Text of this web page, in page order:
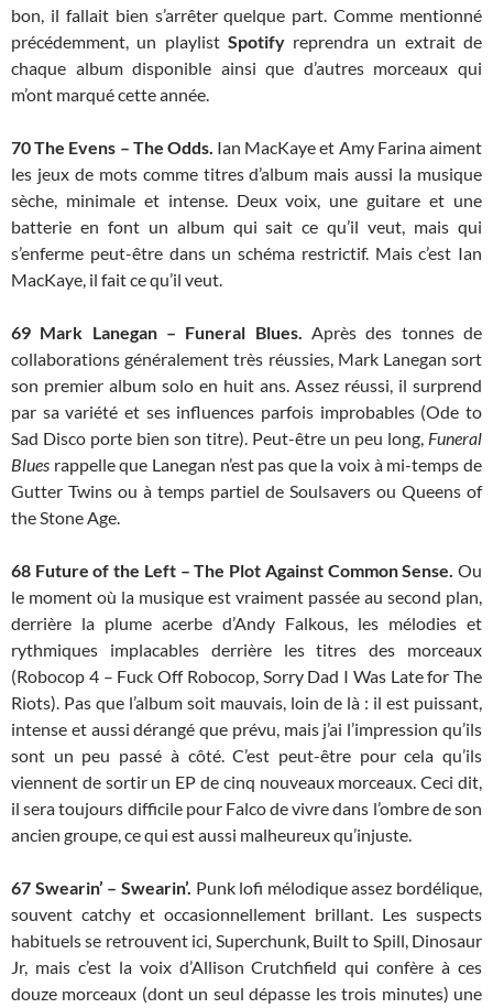
bon, il fallait bien s’arrêter quelque part. Comme mentionné
précédemment, un playlist Spotifyreprendra un extrait de
chaque album disponible ainsi que d’autres morceaux qui
m’ont marqué cette année.
70 The Evens – The Odds. Ian MacKaye et Amy Farina aiment
les jeux de mots comme titres d’album mais aussi la musique
sèche, minimale et intense. Deux voix, une guitare et une
batterie en font un album qui sait ce qu’il veut, mais qui
s’enferme peut-être dans un schéma restrictif. Mais c’est Ian
MacKaye, il fait ce qu’il veut.
69 Mark Lanegan – Funeral Blues.Après des tonnes de
collaborations généralement très réussies, Mark Lanegan sort
son premier album solo en huit ans. Assez réussi, il surprend
par sa variété et ses influences parfois improbables (Ode to
Sad Disco porte bien son titre). Peut-être un peu long, Funeral
Blues rappelle que Lanegan n’est pas que la voix à mi-temps de
Gutter Twins ou à temps partiel de Soulsavers ou Queens of
the Stone Age.
68 Future of the Left – The Plot Against Common Sense.Ou
le moment où la musique est vraiment passée au second plan,
derrière la plume acerbe d’Andy Falkous, les mélodies et
rythmiques implacables derrière les titres des morceaux
(Robocop 4 – Fuck Off Robocop, Sorry Dad I Was Late for The
Riots). Pas que l’album soit mauvais, loin de là : il est puissant,
intense et aussi dérangé que prévu, mais j’ai l’impression qu’ils
sont un peu passé à côté. C’est peut-être pour cela qu’ils
viennent de sortir un EP de cinq nouveaux morceaux. Ceci dit,
il sera toujours difficile pour Falco de vivre dans l’ombre de son
ancien groupe, ce qui est aussi malheureux qu’injuste.
67 Swearin’ – Swearin’. Punk lofi mélodique assez bordélique,
souvent catchy et occasionnellement brillant. Les suspects
habituels se retrouvent ici, Superchunk, Built to Spill, Dinosaur
Jr, mais c’est la voix d’Allison Crutchfield qui confère à ces
douze morceaux (dont un seul dépasse les trois minutes) une